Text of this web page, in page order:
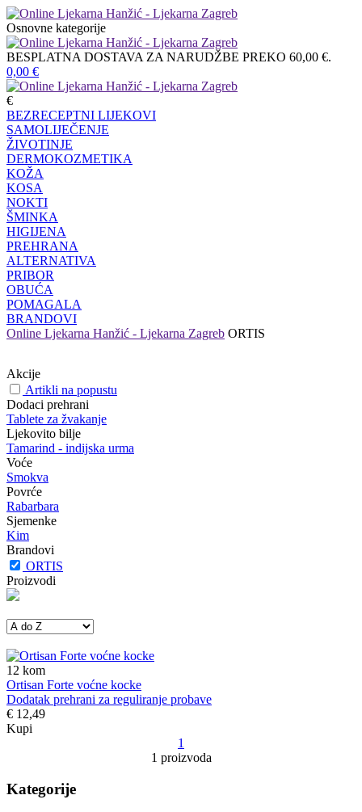
Osnovne kategorije
BESPLATNA DOSTAVA ZA NARUDŽBE PREKO 60,00 €.
0,00 €
€
BEZRECEPTNI LIJEKOVI
SAMOLIJEČENJE
ŽIVOTINJE
DERMOKOZMETIKA
KOŽA
KOSA
NOKTI
ŠMINKA
HIGIJENA
PREHRANA
ALTERNATIVA
PRIBOR
OBUĆA
POMAGALA
BRANDOVI
Online Ljekarna Hanžić - Ljekarna Zagreb ORTIS
Akcije
Artikli na popustu
Dodaci prehrani
Tablete za žvakanje
Ljekovito bilje
Tamarind - indijska urma
Voće
Smokva
Povrće
Rabarbara
Sjemenke
Kim
Brandovi
ORTIS
Proizvodi
12 kom
Ortisan Forte voćne kocke
Dodatak prehrani za reguliranje probave
€ 12,49
Kupi
1
1 proizvoda
Kategorije